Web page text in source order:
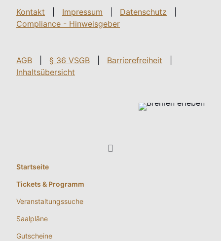
Kontakt Impressum Datenschutz
Compliance - Hinweisgeber
AGB § 36 VSGB Barrierefreiheit
Inhaltsübersicht
Startseite
Tickets & Programm
Veranstaltungssuche
Saalpläne
Gutscheine